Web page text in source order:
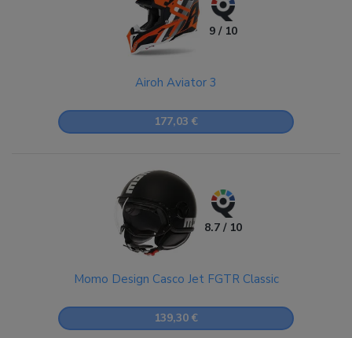
9 / 10
Airoh Aviator 3
177,03 €
8.7 / 10
Momo Design Casco Jet FGTR Classic
139,30 €